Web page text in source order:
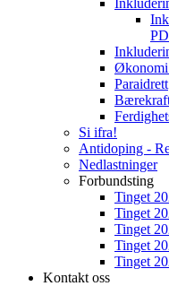
Økonomi
Paraidrett
Si ifra!
Antidoping -
Nedlastninger
Forbundsting
Tinget
Tinget
Tinget
Tinget
Tinget
Kontakt oss